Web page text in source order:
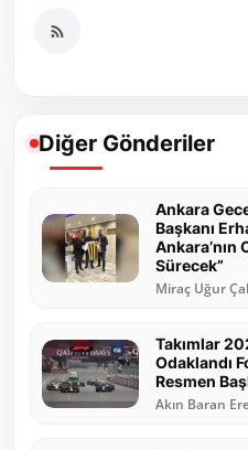
Diğer Gönderiler
Ankara
Başkanı
Ankara’nın
Sürecek”
Miraç Uğur
Takımlar
Odaklandı
Resmen
Akın Baran